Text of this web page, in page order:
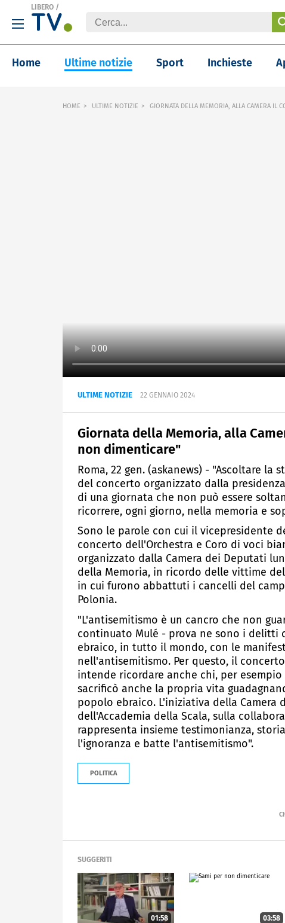
LIBERO /
Home Ultime notizie Sport Inchieste
HOME ULTIME NOTIZIE GIORNATA DELLA MEMORIA, ALLA CAMERA IL
ULTIME NOTIZIE 22 GENNAIO 2024
Giornata della Memoria, alla
non dimenticare"
Roma, 22 gen. (askanews) - "Ascoltare
del concerto organizzato dalla
di una giornata che non può essere
ricorrere, ogni giorno, nella memoria e
Sono le parole con cui il vicepresidente
concerto dell'Orchestra e Coro di voci
organizzato dalla Camera dei Deputati
della Memoria, in ricordo delle vittime
in cui furono abbattuti i cancelli del
Polonia.
"L'antisemitismo è un cancro che non
continuato Mulé - prova ne sono i
ebraico, in tutto il mondo, con le
nell'antisemitismo. Per questo, il
intende ricordare anche chi, per
sacrificò anche la propria vita
popolo ebraico. L'iniziativa della
dell'Accademia della Scala, sulla
rappresenta insieme testimonianza,
l'ignoranza e batte l'antisemitismo".
POLITICA
SUGGERITI
01:58 03:58